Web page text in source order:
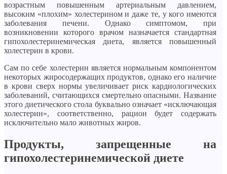
возрастным повышенным артериальным давлением,
высоким «плохим» холестерином и даже те, у кого имеются
заболевания печени. Однако симптомом, при
возникновении которого врачом назначается стандартная
гипохолестеринемическая диета, является повышенный
холестерин в крови.
Сам по себе холестерин является нормальным компонентом
некоторых жиросодержащих продуктов, однако его наличие
в крови сверх нормы увеличивает риск кардиологических
заболеваний, считающихся смертельно опасными. Название
этого диетического стола буквально означает «исключающая
холестерин», соответственно, рацион будет содержать
исключительно мало животных жиров.
Продукты, запрещенные на
гипохолестеринемической диете